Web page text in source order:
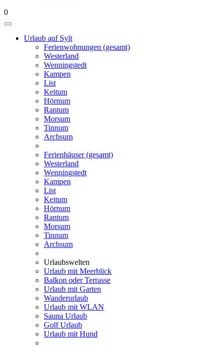
0
Urlaub auf Sylt
Ferienwohnungen (gesamt)
Westerland
Wenningstedt
Kampen
List
Keitum
Hörnum
Rantum
Morsum
Tinnum
Archsum
Ferienhäuser (gesamt)
Westerland
Wenningstedt
Kampen
List
Keitum
Hörnum
Rantum
Morsum
Tinnum
Archsum
Urlaubswelten
Urlaub mit Meerblick
Balkon oder Terrasse
Urlaub mit Garten
Wanderurlaub
Urlaub mit WLAN
Sauna Urlaub
Golf Urlaub
Urlaub mit Hund